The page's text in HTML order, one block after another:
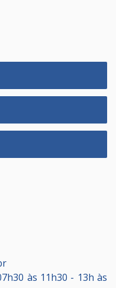
às 11h30 - 13h às